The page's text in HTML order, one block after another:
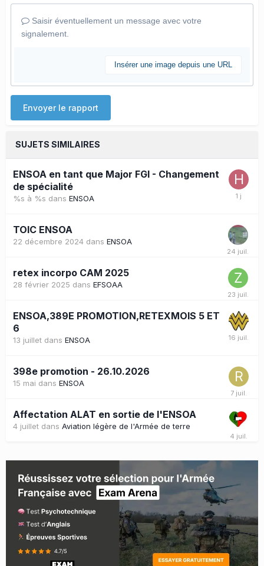
Saisir éventuellement un message avec votre
signalement.
Insérer une image depuis une URL
Envoyer le rapport
SUJETS SIMILAIRES
ENSOA en tant que Major FGI - Changement
de spécialité
%s à %s dans ENSOA
TOIC ENSOA
22 décembre 2024 dans ENSOA
retex incorpo CAM 2025
28 février 2025 dans EFSOAA
ENSOA,389E PROMOTION,RETEXMOIS 5 ET
6
13 juillet dans ENSOA
398e promotion - 26.10.2026
15 mai dans ENSOA
Affectation ALAT en sortie de l'ENSOA
4 juillet dans Aviation légère de l'Armée de terre